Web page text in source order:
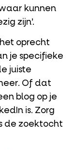
kunnen
zijn’.
oprecht
je specifieke
juiste
Of dat
blog op je
is. Zorg
de zoektocht